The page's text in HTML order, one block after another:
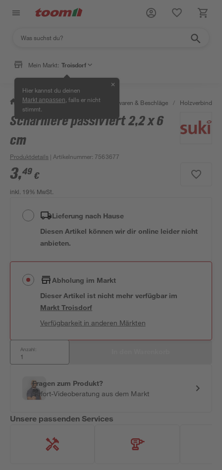
Mein Markt: Troisdorf
Hier kannst du deinen
Markt anpassen , falls er nicht
stimmt.
✕
/ Werkstatt & Maschinen / Eisenwaren & Beschläge / Holzverbinder
Scharniere passiviert 2,2 x 6
cm
Produktdetails | Artikelnummer: 7563677
3,49 €
inkl. 19% MwSt.
Lieferung nach Hause
Diesen Artikel können wir dir online leider nicht
anbieten.
Abholung im Markt
Dieser Artikel ist nicht mehr verfügbar im
MarktTroisdorf
Verfügbarkeit in anderen Märkten
Anzahl:
Fragen zum Produkt?
Sofort-Videoberatung aus dem Markt
Unsere passenden Services